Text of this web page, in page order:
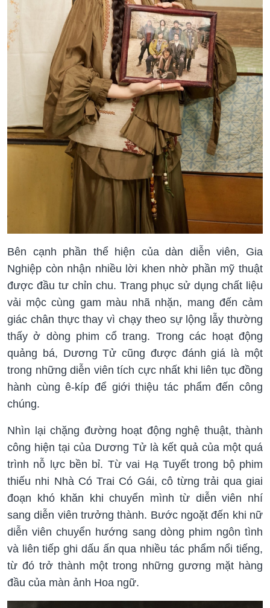
Bên cạnh phần thể hiện của dàn diễn viên, Gia
Nghiệp còn nhận nhiều lời khen nhờ phần mỹ thuật
được đầu tư chỉn chu. Trang phục sử dụng chất liệu
vải mộc cùng gam màu nhã nhặn, mang đến cảm
giác chân thực thay vì chạy theo sự lộng lẫy thường
thấy ở dòng phim cổ trang. Trong các hoạt động
quảng bá, Dương Tử cũng được đánh giá là một
trong những diễn viên tích cực nhất khi liên tục đồng
hành cùng ê-kíp để giới thiệu tác phẩm đến công
chúng.
Nhìn lại chặng đường hoạt động nghệ thuật, thành
công hiện tại của Dương Tử là kết quả của một quá
trình nỗ lực bền bỉ. Từ vai Hạ Tuyết trong bộ phim
thiếu nhi Nhà Có Trai Có Gái, cô từng trải qua giai
đoạn khó khăn khi chuyển mình từ diễn viên nhí
sang diễn viên trưởng thành. Bước ngoặt đến khi nữ
diễn viên chuyển hướng sang dòng phim ngôn tình
và liên tiếp ghi dấu ấn qua nhiều tác phẩm nổi tiếng,
từ đó trở thành một trong những gương mặt hàng
đầu của màn ảnh Hoa ngữ.